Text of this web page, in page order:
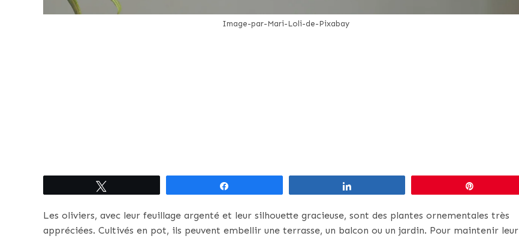
Image-par-Mari-Loli-de-Pixabay
Les oliviers, avec leur feuillage argenté et leur silhouette gracieuse, sont des plantes ornementales très
appréciées. Cultivés en pot, ils peuvent embellir une terrasse, un balcon ou un jardin. Pour maintenir leur